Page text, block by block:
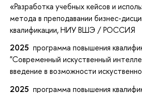
«Разработка учебных кейсов и
метода в преподавании бизнес-
квалификации, НИУ ВШЭ / РОССИЯ
2025 программа повышения
"Современный искуственный
введение в возможности
2025 программа повышения